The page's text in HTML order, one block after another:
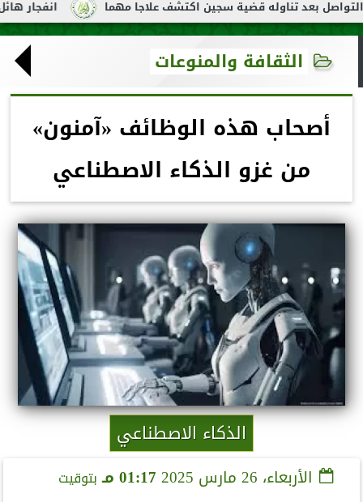
انفجار هائل بعد تناوله قضية سجين اكتشف علاجا مهما
الثقافة والمنوعات
أصحاب هذه الوظائف «آمنون»
من غزو الذكاء الاصطناعي
الذكاء الاصطناعي
الأربعاء، 26 مارس 2025 01:17 مـ
بتوقيت